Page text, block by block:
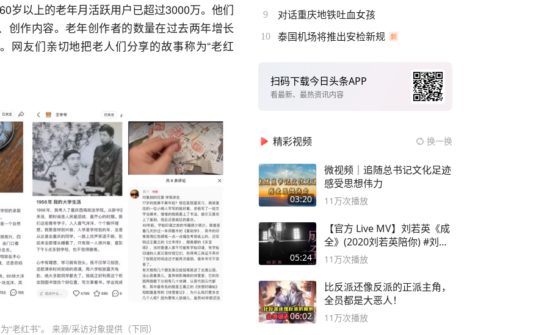
岁以上的老年月活跃用户已超过3000万。他们
创作内容。老年创作者的数量在过去两年增长
网友们亲切地把老人们分享的故事称为“老红
“老红书”。 来源/采访对象提供（下同）
9 对话重庆地铁吐血女孩
10 泰国机场将推出安检新规
扫码下载今日头条APP
看最新、最热资讯内容
精彩视频 换一换
03:20
微视频｜追随总书记文化足迹
感受思想伟力
11万次播放
05:24
【官方 Live MV】刘若英《成
全》(2020刘若英陪你) #刘若
英 #成全
11万次播放
06:02
比反派还像反派的正派主角，
全员都是大恶人！
11万次播放